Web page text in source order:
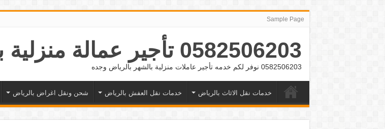
Sample Page
0582506203 تأجير عمالة منزلية بالشهر بالرياض وجده
0582506203 نوفر لكم خدمه تأجير عاملات منزلية بالشهر بالرياض وجده
خدمات نقل الاثاث بالرياض خدمات نقل العفش بالرياض شحن ونقل اغراض بالرياض